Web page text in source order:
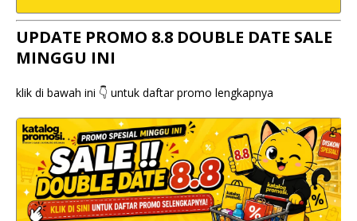
UPDATE PROMO 8.8 DOUBLE DATE SALE
MINGGU INI
klik di bawah ini 👇 untuk daftar promo lengkapnya